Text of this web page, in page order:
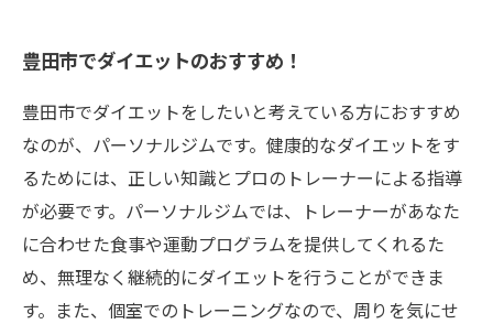
豊田市でダイエットのおすすめ！
豊田市でダイエットをしたいと考えている方におすすめ
なのが、パーソナルジムです。健康的なダイエットをす
るためには、正しい知識とプロのトレーナーによる指導
が必要です。パーソナルジムでは、トレーナーがあなた
に合わせた食事や運動プログラムを提供してくれるた
め、無理なく継続的にダイエットを行うことができま
す。また、個室でのトレーニングなので、周りを気にせ